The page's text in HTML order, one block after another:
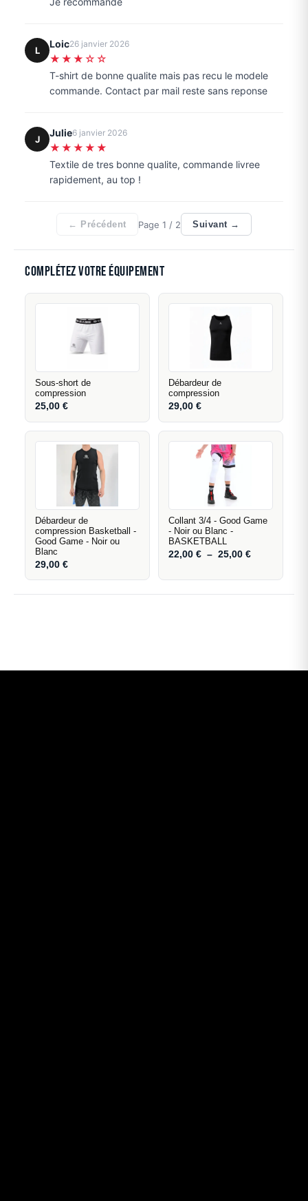
L
Loic26 janvier 2026
★★★☆☆
T-shirt de bonne qualite mais pas recu le modele
commande. Contact par mail reste sans reponse
J
Julie6 janvier 2026
★★★★★
Textile de tres bonne qualite, commande livree
rapidement, au top !
← Précédent Page1 / 2 Suivant →
Complétez votre équipement
Sous-short de
compression
25,00€
Débardeur de
compression
29,00€
Débardeur de
compression Basketball -
Good Game - Noir ou
Blanc
29,00€
Collant 3/4 - Good Game
- Noir ou Blanc -
BASKETBALL
22,00€ – 25,00€